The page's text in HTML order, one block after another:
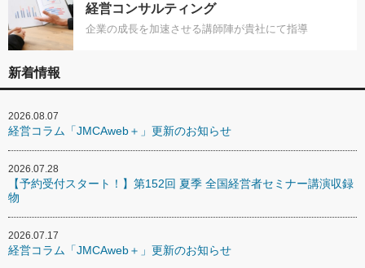
経営コンサルティング
企業の成長を加速させる講師陣が貴社にて指導
新着情報
2026.08.07
経営コラム「JMCAweb＋」更新のお知らせ
2026.07.28
【予約受付スタート！】第152回 夏季 全国経営者セミナー講演収録
物
2026.07.17
経営コラム「JMCAweb＋」更新のお知らせ